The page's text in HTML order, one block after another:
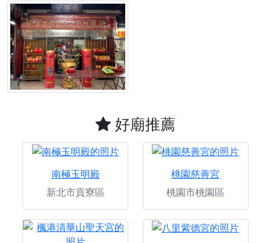
好廟推薦
南極玉明殿
新北市貢寮區
桃園慈善宮
桃園市桃園區